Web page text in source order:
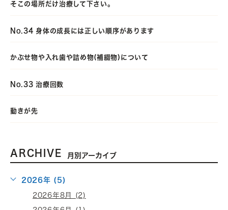
そこの場所だけ治療して下さい。
No.34 身体の成長には正しい順序があります
かぶせ物や入れ歯や詰め物(補綴物)について
No.33 治療回数
動きが先
ARCHIVE 月別アーカイブ
2026年 (5)
2026年8月 (2)